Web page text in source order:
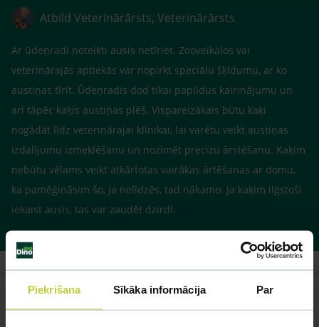
Piekrišana Sīkāka informācija Par
Atbild Veterinārārsts, Veterinārārsts
Ar ūdeņradi noteikti ausis netīriet. Zooveikalos vai
veterinārajās aptiekās var nopirkt speciālu šķīdumu, ar ko
austiņas tīrīt. Ūdeņradis dod tikai papildus kairinājumu un
arī tāpēc kaķis austiņas plēš. Vispareizākais būtu kaķi
nogādāt līdz veterinārajai klīnikai, lai varētu veikt austiņas
izdalījumu izmeklēšanu un nozīmēt precīzu ārstēšanu. Kaķim
nebūtu vēlams veikt atkārtotas vairākas ārtēšanas ar domu,
ka pamēģināsim šo, ja nelīdzēs, tad nākamo. Ja kaķim ilgstoši
iekaist ausis, tas var zaudēt dzirdi.